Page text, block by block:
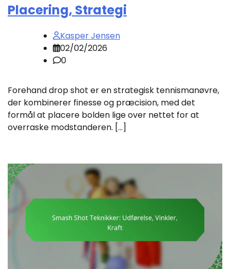
Placering, Strategi
Kasper Jensen
02/02/2026
0
Forehand drop shot er en strategisk tennismanøvre,
der kombinerer finesse og præcision, med det
formål at placere bolden lige over nettet for at
overraske modstanderen. […]